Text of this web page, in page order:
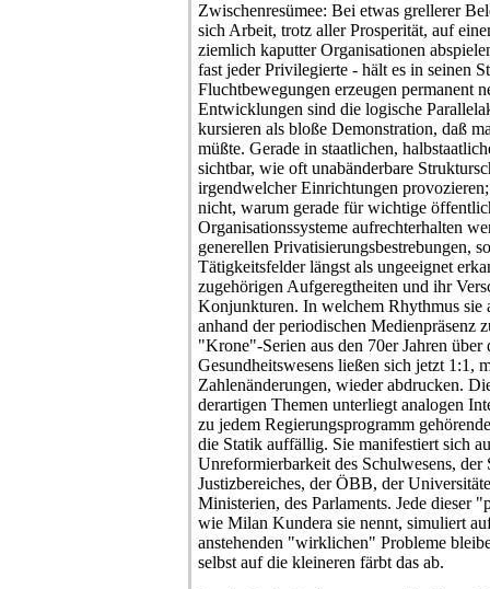
Zwischenresümee: Bei etwas grellerer
sich Arbeit, trotz aller Prosperität, auf
ziemlich kaputter Organisationen
fast jeder Privilegierte - hält es in seinen
Fluchtbewegungen erzeugen permanent
Entwicklungen sind die logische
kursieren als bloße Demonstration, daß
müßte. Gerade in staatlichen,
sichtbar, wie oft unabänderbare
irgendwelcher Einrichtungen
nicht, warum gerade für wichtige
Organisationssysteme aufrechterhalten
generellen Privatisierungsbestrebungen,
Tätigkeitsfelder längst als ungeeignet
zugehörigen Aufgeregtheiten und ihr
Konjunkturen. In welchem Rhythmus sie
anhand der periodischen Medienpräsenz
"Krone"-Serien aus den 70er Jahren über
Gesundheitswesens ließen sich jetzt 1:1,
Zahlenänderungen, wieder abdrucken.
derartigen Themen unterliegt analogen
zu jedem Regierungsprogramm
die Statik auffällig. Sie manifestiert sich
Unreformierbarkeit des Schulwesens, der
Justizbereiches, der ÖBB, der
Ministerien, des Parlaments. Jede dieser
wie Milan Kundera sie nennt, simuliert
anstehenden "wirklichen" Probleme
selbst auf die kleineren färbt das ab.